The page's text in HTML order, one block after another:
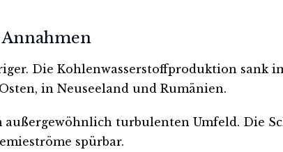
Annahmen
Die Kohlenwasserstoffproduktion sank
in Neuseeland und Rumänien.
außergewöhnlich turbulenten Umfeld. Die
spürbar.